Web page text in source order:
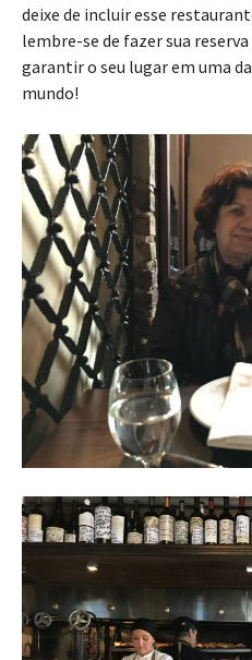
deixe de incluir esse
lembre-se de fazer sua
garantir o seu lugar em uma
mundo!